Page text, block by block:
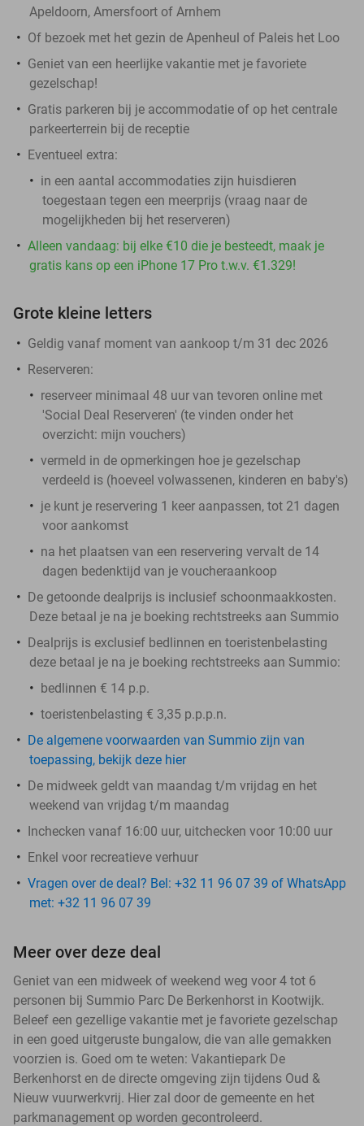
Apeldoorn, Amersfoort of Arnhem
Of bezoek met het gezin de Apenheul of Paleis het Loo
Geniet van een heerlijke vakantie met je favoriete
gezelschap!
Gratis parkeren bij je accommodatie of op het centrale
parkeerterrein bij de receptie
Eventueel extra:
in een aantal accommodaties zijn huisdieren
toegestaan tegen een meerprijs (vraag naar de
mogelijkheden bij het reserveren)
Alleen vandaag: bij elke €10 die je besteedt, maak je
gratis kans op een iPhone 17 Pro t.w.v. €1.329!
Grote kleine letters
Geldig vanaf moment van aankoop t/m 31 dec 2026
Reserveren:
reserveer minimaal 48 uur van tevoren online met
'Social Deal Reserveren' (te vinden onder het
overzicht: mijn vouchers)
vermeld in de opmerkingen hoe je gezelschap
verdeeld is (hoeveel volwassenen, kinderen en baby's)
je kunt je reservering 1 keer aanpassen, tot 21 dagen
voor aankomst
na het plaatsen van een reservering vervalt de 14
dagen bedenktijd van je voucheraankoop
De getoonde dealprijs is inclusief schoonmaakkosten.
Deze betaal je na je boeking rechtstreeks aan Summio
Dealprijs is exclusief bedlinnen en toeristenbelasting
deze betaal je na je boeking rechtstreeks aan Summio:
bedlinnen € 14 p.p.
toeristenbelasting € 3,35 p.p.p.n.
De algemene voorwaarden van Summio zijn van
toepassing, bekijk deze hier
De midweek geldt van maandag t/m vrijdag en het
weekend van vrijdag t/m maandag
Inchecken vanaf 16:00 uur, uitchecken voor 10:00 uur
Enkel voor recreatieve verhuur
Vragen over de deal? Bel: +32 11 96 07 39 of WhatsApp
met: +32 11 96 07 39
Meer over deze deal
Geniet van een midweek of weekend weg voor 4 tot 6
personen bij Summio Parc De Berkenhorst in Kootwijk.
Beleef een gezellige vakantie met je favoriete gezelschap
in een goed uitgeruste bungalow, die van alle gemakken
voorzien is. Goed om te weten: Vakantiepark De
Berkenhorst en de directe omgeving zijn tijdens Oud &
Nieuw vuurwerkvrij. Hier zal door de gemeente en het
parkmanagement op worden gecontroleerd.